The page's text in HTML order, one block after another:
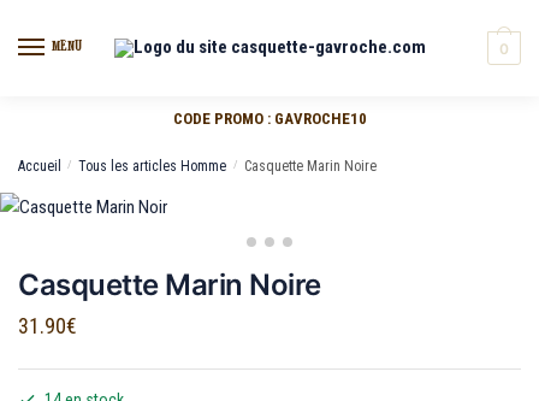
MENU 0
CODE PROMO : GAVROCHE10
Accueil / Tous les articles Homme / Casquette Marin Noire
Casquette Marin Noire
31.90€